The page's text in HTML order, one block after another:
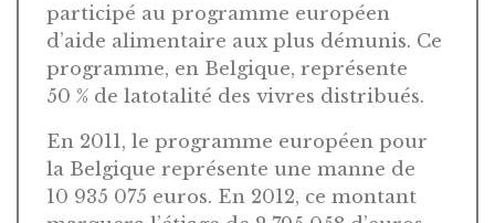
participé au programme européen
d’aide alimentaire aux plus démunis. Ce
programme, en Belgique, représente
50 % de latotalité des vivres distribués.
En 2011, le programme européen pour
la Belgique représente une manne de
10 935 075 euros. En 2012, ce montant